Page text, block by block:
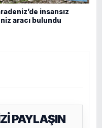
insansız
aracı bulundu
PAYLAŞIN